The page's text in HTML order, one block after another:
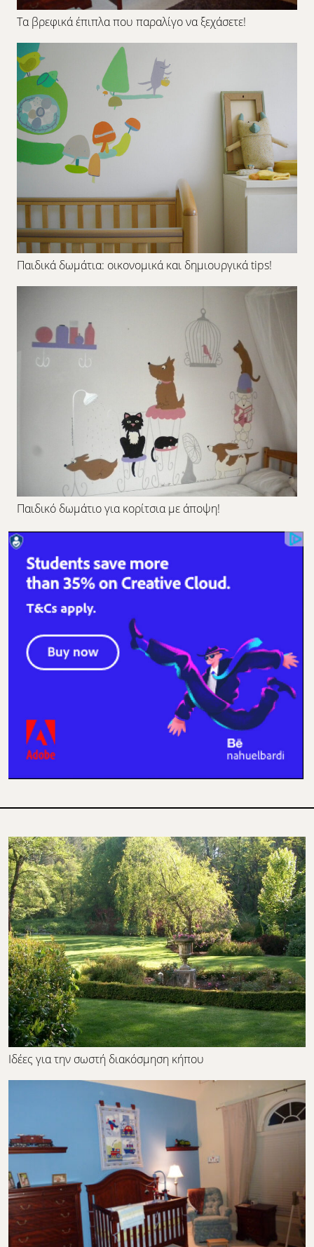
Τα βρεφικά έπιπλα που παραλίγο να ξεχάσετε!
Παιδικά δωμάτια: οικονομικά και δημιουργικά tips!
Παιδικό δωμάτιο για κορίτσια με άποψη!
Ιδέες για την σωστή διακόσμηση κήπου